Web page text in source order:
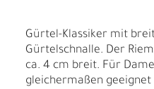
Gürtel-Klassiker mit
Gürtelschnalle. Der
ca. 4 cm breit. Für
gleichermaßen